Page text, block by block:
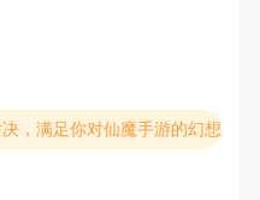
，满足你对仙魔手游的幻想！